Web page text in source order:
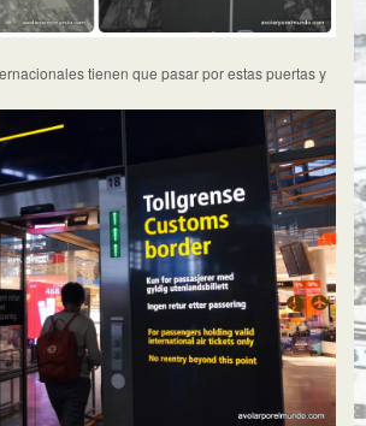
tienen que pasar por estas puertas y